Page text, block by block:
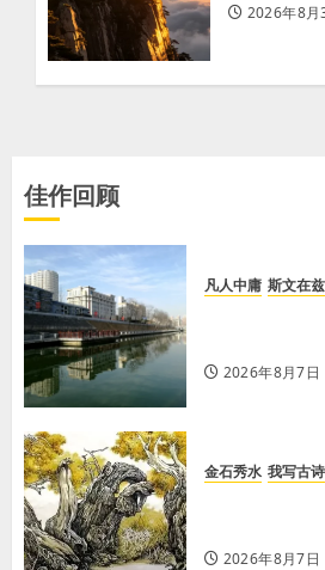
2026年8月
佳作回顾
凡人中庸 斯文在兹
2026年8月7日
金石秀水 我写古诗
2026年8月7日